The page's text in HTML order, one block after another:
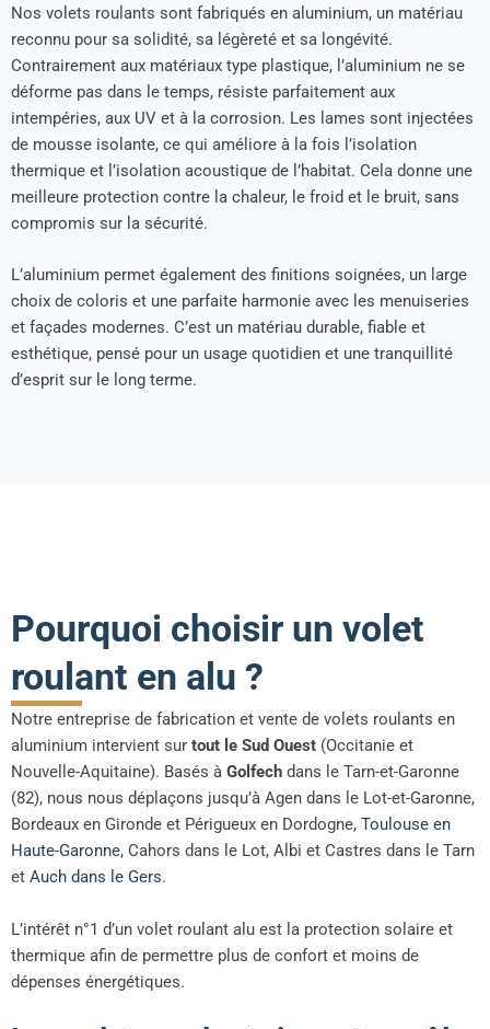
Nos volets roulants sont fabriqués en aluminium, un matériau
reconnu pour sa solidité, sa légèreté et sa longévité.
Contrairement aux matériaux type plastique, l’aluminium ne se
déforme pas dans le temps, résiste parfaitement aux
intempéries, aux UV et à la corrosion. Les lames sont injectées
de mousse isolante, ce qui améliore à la fois l’isolation
thermique et l’isolation acoustique de l’habitat. Cela donne une
meilleure protection contre la chaleur, le froid et le bruit, sans
compromis sur la sécurité.
L’aluminium permet également des finitions soignées, un large
choix de coloris et une parfaite harmonie avec les menuiseries
et façades modernes. C’est un matériau durable, fiable et
esthétique, pensé pour un usage quotidien et une tranquillité
d’esprit sur le long terme.
Pourquoi choisir un volet
roulant en alu ?
Notre entreprise de fabrication et vente de volets roulants en
aluminium intervient sur tout le Sud Ouest (Occitanie et
Nouvelle-Aquitaine). Basés à Golfech dans le Tarn-et-Garonne
(82), nous nous déplaçons jusqu’à Agen dans le Lot-et-Garonne,
Bordeaux en Gironde et Périgueux en Dordogne, Toulouse en
Haute-Garonne, Cahors dans le Lot, Albi et Castres dans le Tarn
et Auch dans le Gers.
L’intérêt n°1 d’un volet roulant alu est la protection solaire et
thermique afin de permettre plus de confort et moins de
dépenses énergétiques.